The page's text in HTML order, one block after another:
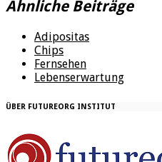
Ähnliche Beiträge
Adipositas
Chips
Fernsehen
Lebenserwartung
ÜBER FUTUREORG INSTITUT